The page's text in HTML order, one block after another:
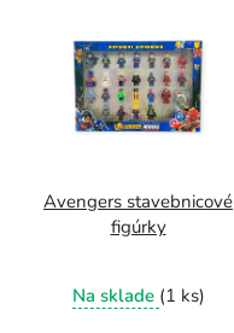
Avengers stavebnicové
figúrky
Na sklade (1 ks)